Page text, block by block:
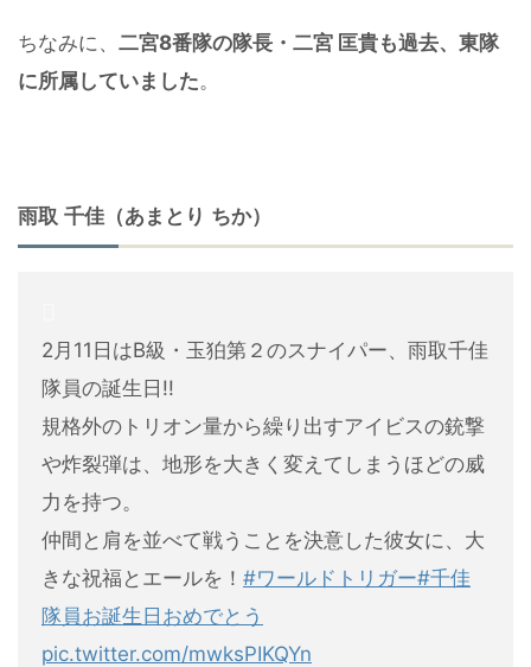
ちなみに、 二宮8番隊の隊長・二宮 匡貴も過去、東隊
に所属していました。
雨取 千佳（あまとり ちか）
2月11日はB級・玉狛第２のスナイパー、雨取千佳
隊員の誕生日!!
規格外のトリオン量から繰り出すアイビスの銃撃
や炸裂弾は、地形を大きく変えてしまうほどの威
力を持つ。
仲間と肩を並べて戦うことを決意した彼女に、大
きな祝福とエールを！ #ワールドトリガー#千佳
隊員お誕生日おめでとう
pic.twitter.com/mwksPIKQYn